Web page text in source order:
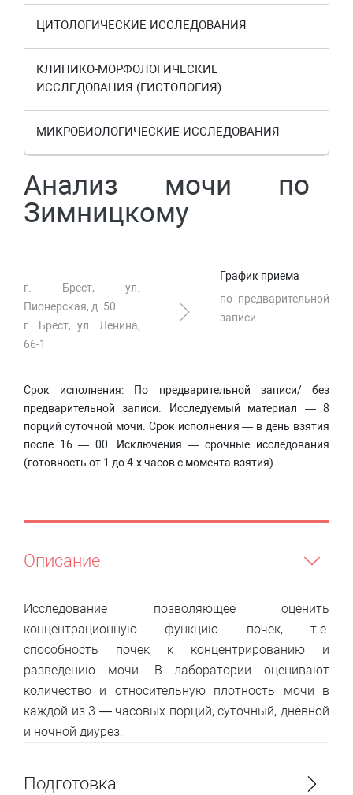
ЦИТОЛОГИЧЕСКИЕ ИССЛЕДОВАНИЯ
КЛИНИКО-МОРФОЛОГИЧЕСКИЕ
ИССЛЕДОВАНИЯ (ГИСТОЛОГИЯ)
МИКРОБИОЛОГИЧЕСКИЕ ИССЛЕДОВАНИЯ
Анализ мочи по
Зимницкому
г. Брест, ул.
Пионерская, д. 50
г. Брест, ул. Ленина,
66-1
График приема
по предварительной
записи
Срок исполнения:
По предварительной записи/ без
предварительной записи. Исследуемый материал — 8
порций суточной мочи. Срок исполнения — в день взятия
после 16 — 00. Исключения — срочные исследования
(готовность от 1 до 4-х часов с момента взятия).
Описание
Исследование позволяющее оценить
концентрационную функцию почек, т.е.
способность почек к концентрированию и
разведению мочи. В лаборатории оценивают
количество и относительную плотность мочи в
каждой из 3 — часовых порций, суточный, дневной
и ночной диурез.
Подготовка